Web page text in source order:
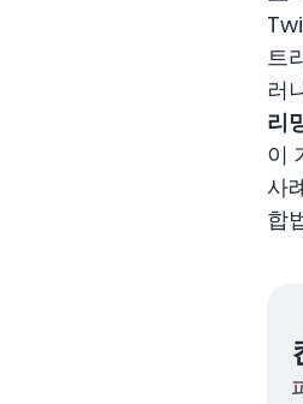
트
러
리
이
사
합